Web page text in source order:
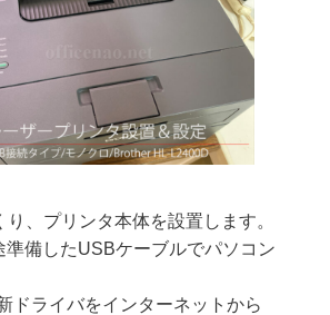
、プリンタ本体を設置します。
備したUSBケーブルでパソコン
ドライバをインターネットから